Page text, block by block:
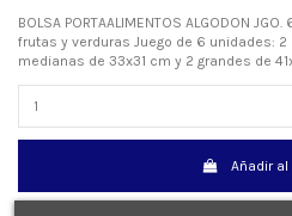
BOLSA PORTAALIMENTOS ALGODON
frutas y verduras Juego de 6 unidades:
medianas de 33x31 cm y 2 grandes de
Añadir